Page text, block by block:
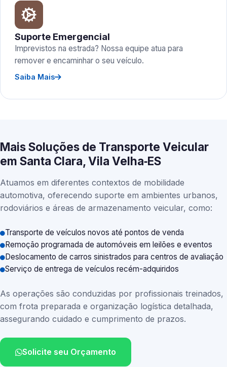
Suporte Emergencial
Imprevistos na estrada? Nossa equipe atua para
remover e encaminhar o seu veículo.
Saiba Mais
Mais Soluções de Transporte Veicular
em Santa Clara, Vila Velha‑ES
Atuamos em diferentes contextos de mobilidade
automotiva, oferecendo suporte em ambientes urbanos,
rodoviários e áreas de armazenamento veicular, como:
Transporte de veículos novos até pontos de venda
Remoção programada de automóveis em leilões e eventos
Deslocamento de carros sinistrados para centros de avaliação
Serviço de entrega de veículos recém-adquiridos
As operações são conduzidas por profissionais treinados,
com frota preparada e organização logística detalhada,
assegurando cuidado e cumprimento de prazos.
Solicite seu Orçamento